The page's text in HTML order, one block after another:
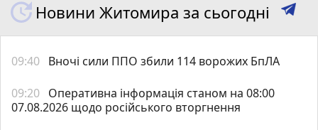
Новини Житомира за сьогодні
09:40 Вночі сили ППО збили 114 ворожих БпЛА
09:20 Оперативна інформація станом на 08:00
07.08.2026 щодо російського вторгнення